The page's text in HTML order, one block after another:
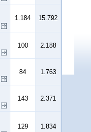
1.184 15.792
100 2.188
84 1.763
143 2.371
129 1.834